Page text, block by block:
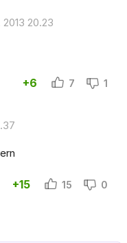
2013 20.23
+6 7 1
+15 15 0